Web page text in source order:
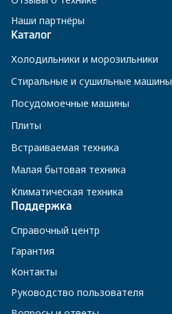
Наши партнёры
Каталог
Холодильники и морозильники
Стиральные и сушильные машины
Посудомоечные машины
Плиты
Встраиваемая техника
Малая бытовая техника
Климатическая техника
Поддержка
Справочный центр
Гарантия
Контакты
Руководство пользователя